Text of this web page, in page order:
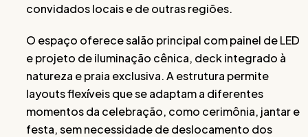
convidados locais e de outras regiões.
O espaço oferece salão principal com painel de LED
e projeto de iluminação cênica, deck integrado à
natureza e praia exclusiva. A estrutura permite
layouts flexíveis que se adaptam a diferentes
momentos da celebração, como cerimônia, jantar e
festa, sem necessidade de deslocamento dos